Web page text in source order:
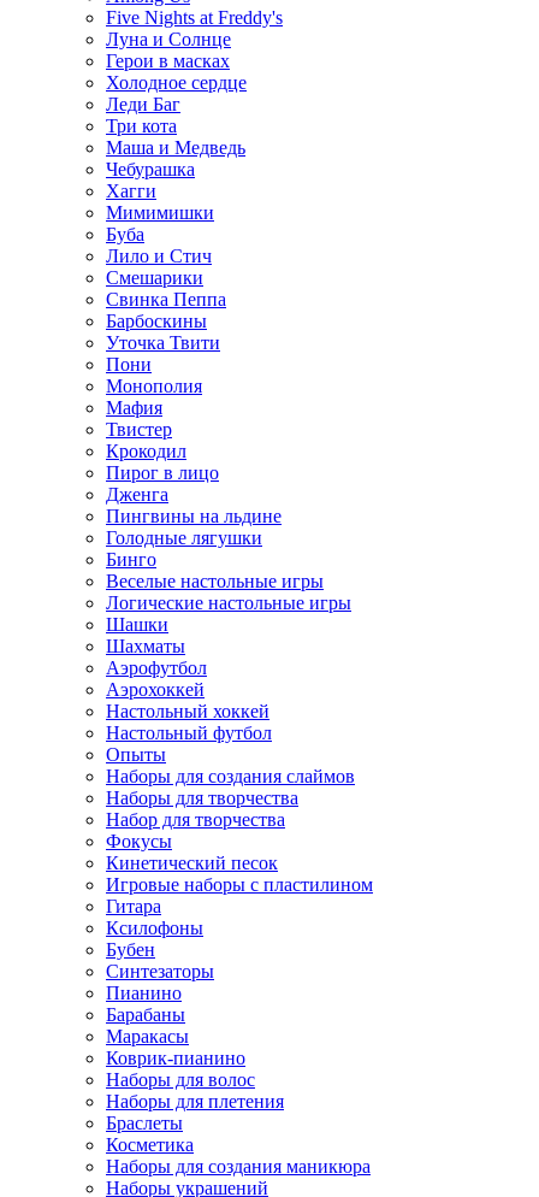
Five Nights at Freddy's
Луна и Солнце
Герои в масках
Холодное сердце
Леди Баг
Три кота
Маша и Медведь
Чебурашка
Хагги
Мимимишки
Буба
Лило и Стич
Смешарики
Свинка Пеппа
Барбоскины
Уточка Твити
Пони
Монополия
Мафия
Твистер
Крокодил
Пирог в лицо
Дженга
Пингвины на льдине
Голодные лягушки
Бинго
Веселые настольные игры
Логические настольные игры
Шашки
Шахматы
Аэрофутбол
Аэрохоккей
Настольный хоккей
Настольный футбол
Опыты
Наборы для создания слаймов
Наборы для творчества
Набор для творчества
Фокусы
Кинетический песок
Игровые наборы с пластилином
Гитара
Ксилофоны
Бубен
Синтезаторы
Пианино
Барабаны
Маракасы
Коврик-пианино
Наборы для волос
Наборы для плетения
Браслеты
Косметика
Наборы для создания маникюра
Наборы украшений